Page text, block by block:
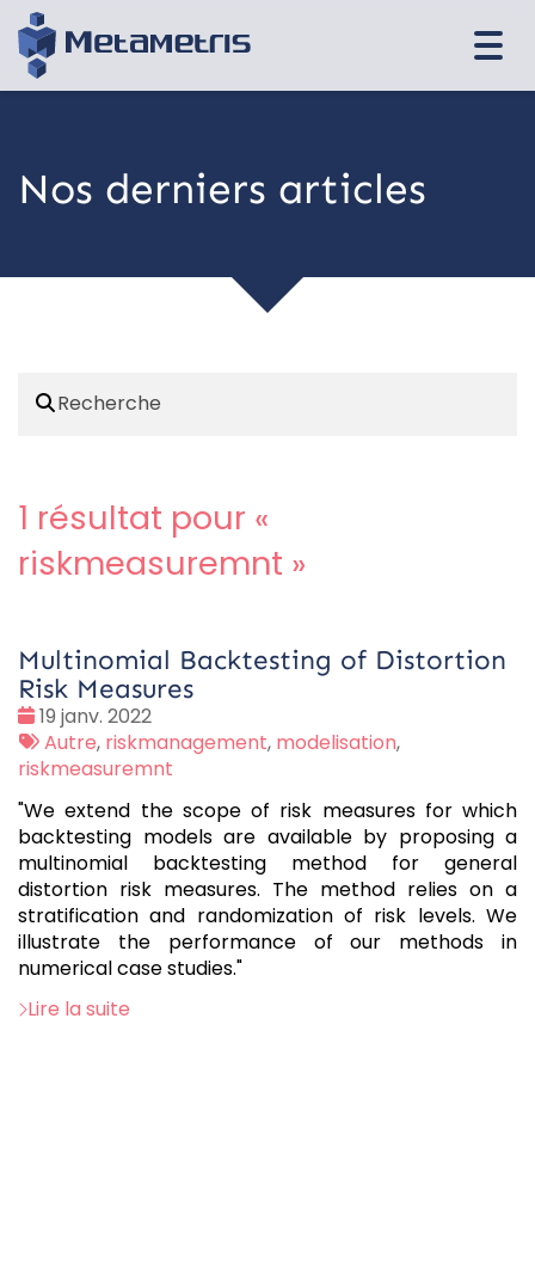
Nos derniers articles
1 résultat pour «
riskmeasuremnt »
Multinomial Backtesting of Distortion
Risk Measures
Date
:
19 janv. 2022
Tags
:
Autre, riskmanagement, modelisation,
riskmeasuremnt
"We extend the scope of risk measures for which
backtesting models are available by proposing a
multinomial backtesting method for general
distortion risk measures. The method relies on a
stratification and randomization of risk levels. We
illustrate the performance of our methods in
numerical case studies."
Lire la suite